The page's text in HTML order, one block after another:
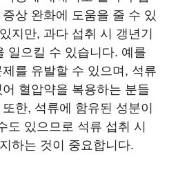
상 완화에 도움을 줄 수 있
지만, 과다 섭취 시 갱년기
일으킬 수 있습니다. 예를
를 유발할 수 있으며, 석류
혈압약을 복용하는 분들
한, 석류에 함유된 성분이
도 있으므로 석류 섭취 시
하는 것이 중요합니다.